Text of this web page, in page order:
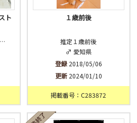
ト
１歳前後
推定１歳前後
♂ 愛知県
登録2018/05/06
更新2024/01/10
掲載番号：C283872